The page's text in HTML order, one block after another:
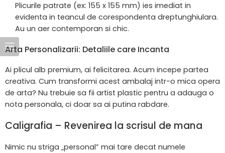
Plicurile patrate (ex: 155 x 155 mm) ies imediat in
evidenta in teancul de corespondenta dreptunghiulara.
Au un aer contemporan si chic.
Arta Personalizarii: Detaliile care Incanta
Ai plicul alb premium, ai felicitarea. Acum incepe partea
creativa. Cum transformi acest ambalaj intr-o mica opera
de arta? Nu trebuie sa fii artist plastic pentru a adauga o
nota personala, ci doar sa ai putina rabdare.
Caligrafia – Revenirea la scrisul de mana
Nimic nu striga „personal” mai tare decat numele